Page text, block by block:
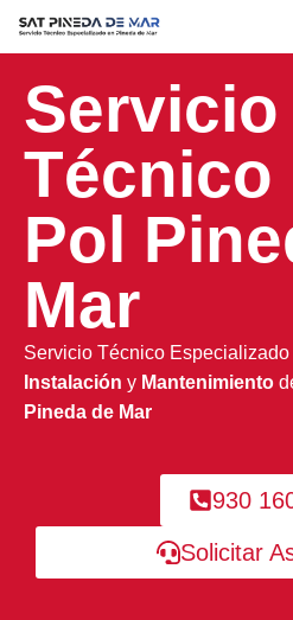
al
contenido
Servicio
Técnico
Pol
Mar
Servicio Técnico Especializado
Instalación y Mantenimiento
Pineda de Mar
930
Solicitar